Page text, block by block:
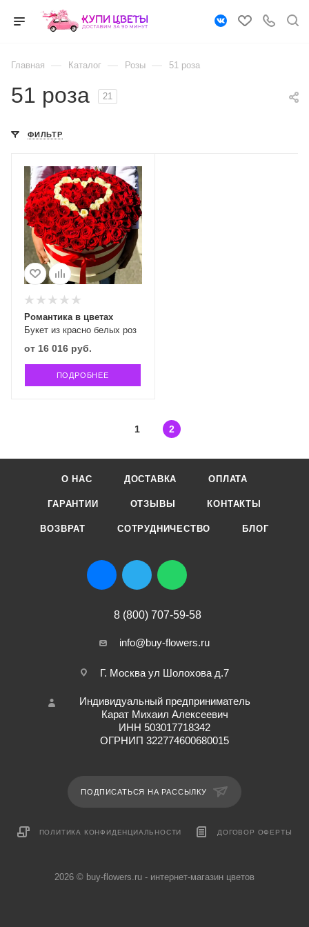
Главная — Каталог — Розы — 51 роза
51 роза 21
ФИЛЬТР
Букет из красно белых роз
Романтика в цветах
от 16 016 руб.
ПОДРОБНЕЕ
1 2
О НАС ДОСТАВКА ОПЛАТА
ГАРАНТИИ ОТЗЫВЫ КОНТАКТЫ
ВОЗВРАТ СОТРУДНИЧЕСТВО БЛОГ
8 (800) 707-59-58
info@buy-flowers.ru
Г. Москва ул Шолохова д.7
Индивидуальный предприниматель
Карат Михаил Алексеевич
ИНН 503017718342
ОГРНИП 322774600680015
ПОДПИСАТЬСЯ НА РАССЫЛКУ
ПОЛИТИКА КОНФИДЕНЦИАЛЬНОСТИ ДОГОВОР ОФЕРТЫ
2026 © buy-flowers.ru - интернет-магазин цветов